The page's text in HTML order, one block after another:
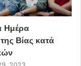
Ημέρα
Βίας κατά